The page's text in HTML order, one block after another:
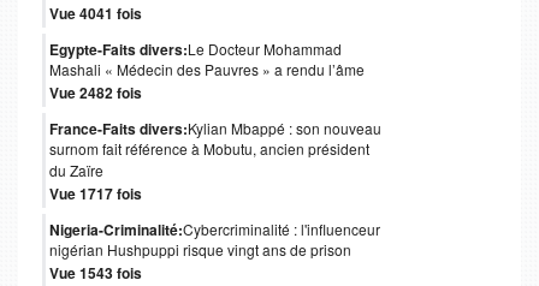
Vue 4041 fois
Egypte-Faits divers:Le Docteur Mohammad
Mashali « Médecin des Pauvres » a rendu l’âme
Vue 2482 fois
France-Faits divers:Kylian Mbappé : son nouveau
surnom fait référence à Mobutu, ancien président
du Zaïre
Vue 1717 fois
Nigeria-Criminalité:Cybercriminalité : l'influenceur
nigérian Hushpuppi risque vingt ans de prison
Vue 1543 fois